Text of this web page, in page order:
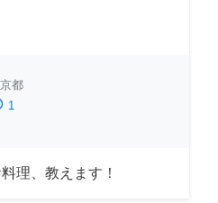
都
1
理、教えます！